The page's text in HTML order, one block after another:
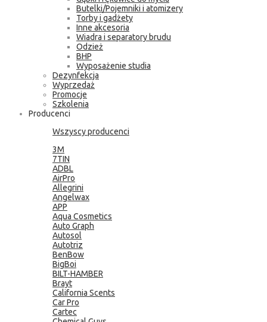
Butelki/Pojemniki i atomizery
Torby i gadżety
Inne akcesoria
Wiadra i separatory brudu
Odzież
BHP
Wyposażenie studia
Dezynfekcja
Wyprzedaż
Promocje
Szkolenia
Producenci
Wszyscy producenci
3M
7TIN
ADBL
AirPro
Allegrini
Angelwax
APP
Aqua Cosmetics
Auto Graph
Autosol
Autotriz
BenBow
BigBoi
BILT-HAMBER
Brayt
California Scents
Car Pro
Cartec